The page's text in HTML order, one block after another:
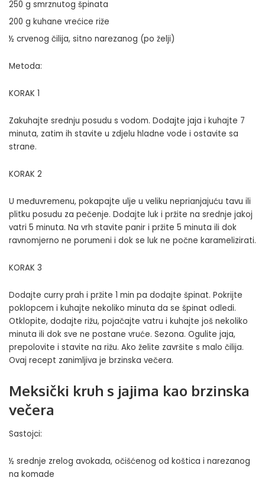
250 g smrznutog špinata
200 g kuhane vrećice riže
½ crvenog čilija, sitno narezanog (po želji)
Metoda:
KORAK 1
Zakuhajte srednju posudu s vodom. Dodajte jaja i kuhajte 7
minuta, zatim ih stavite u zdjelu hladne vode i ostavite sa
strane.
KORAK 2
U međuvremenu, pokapajte ulje u veliku neprianjajuću tavu ili
plitku posudu za pečenje. Dodajte luk i pržite na srednje jakoj
vatri 5 minuta. Na vrh stavite panir i pržite 5 minuta ili dok
ravnomjerno ne porumeni i dok se luk ne počne karamelizirati.
KORAK 3
Dodajte curry prah i pržite 1 min pa dodajte špinat. Pokrijte
poklopcem i kuhajte nekoliko minuta da se špinat odledi.
Otklopite, dodajte rižu, pojačajte vatru i kuhajte još nekoliko
minuta ili dok sve ne postane vruće. Sezona. Ogulite jaja,
prepolovite i stavite na rižu. Ako želite završite s malo čilija.
Ovaj recept zanimljiva je brzinska večera.
Meksički kruh s jajima kao brzinska
večera
Sastojci:
½ srednje zrelog avokada, očišćenog od koštica i narezanog
na komade